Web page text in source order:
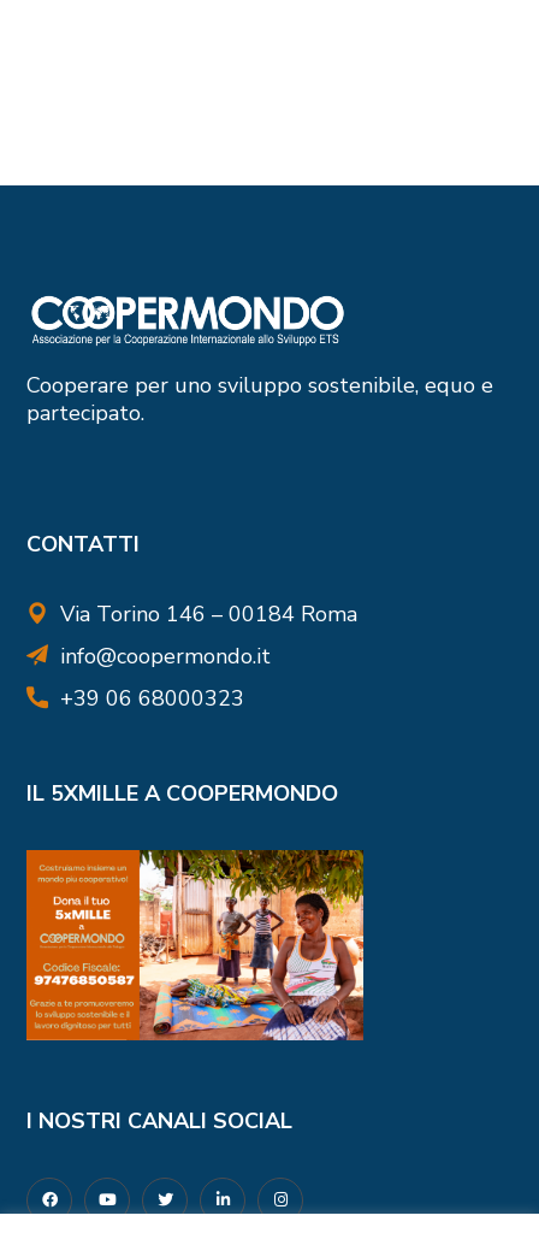
Cooperare per uno sviluppo sostenibile, equo e
partecipato.
CONTATTI
Via Torino 146 – 00184 Roma
info@coopermondo.it
+39 06 68000323
IL 5XMILLE A COOPERMONDO
I NOSTRI CANALI SOCIAL